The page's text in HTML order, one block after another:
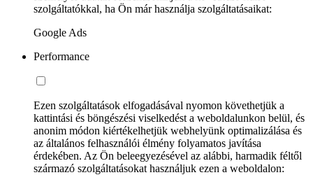
szolgáltatókkal, ha Ön már használja szolgáltatásaikat:
Google Ads
Performance
Ezen szolgáltatások elfogadásával nyomon követhetjük a
kattintási és böngészési viselkedést a weboldalunkon belül, és
anonim módon kiértékelhetjük webhelyünk optimalizálása és
az általános felhasználói élmény folyamatos javítása
érdekében. Az Ön beleegyezésével az alábbi, harmadik féltől
származó szolgáltatásokat használjuk ezen a weboldalon: